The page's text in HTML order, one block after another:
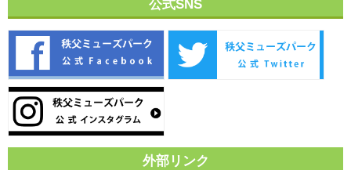
公式SNS
外部リンク